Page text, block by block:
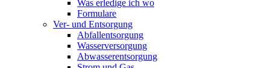
Was erledige ich wo
Formulare
Ver- und Entsorgung
Abfallentsorgung
Wasserversorgung
Abwasserentsorgung